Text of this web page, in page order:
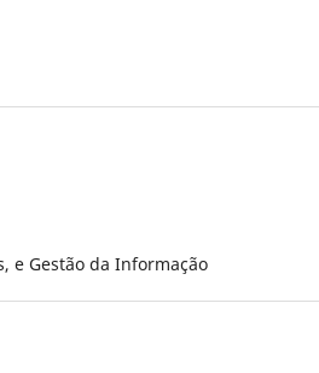
e Gestão da Informação